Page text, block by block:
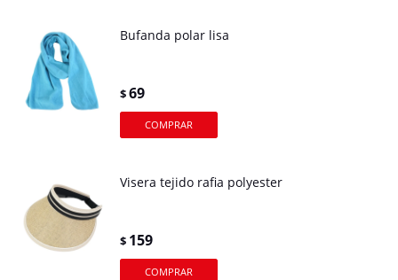
Bufanda polar lisa
$69
Visera tejido rafia polyester
$ 159